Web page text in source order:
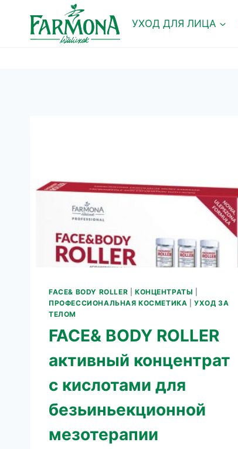
содержимому
УХОД ДЛЯ ЛИЦА
FACE& BODY ROLLER КОНЦЕНТРАТЫ
ПРОФЕССИОНАЛЬНАЯ КОСМЕТИКА |УХОД ЗА
ТЕЛОМ
FACE& BODY ROLLER
активный концентрат
с кислотами для
безьиньекционной
мезотерапии